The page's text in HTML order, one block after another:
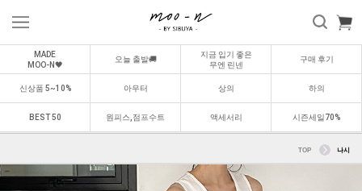
MADE
MOO-N🖤
오늘 출발🚚
지금 입기 좋은
무엔 린넨
구매 후기
신상품 5~10% 아우터 상의 하의
BEST 50 원피스,점프수트 액세서리 시즌세일70%
TOP 나시